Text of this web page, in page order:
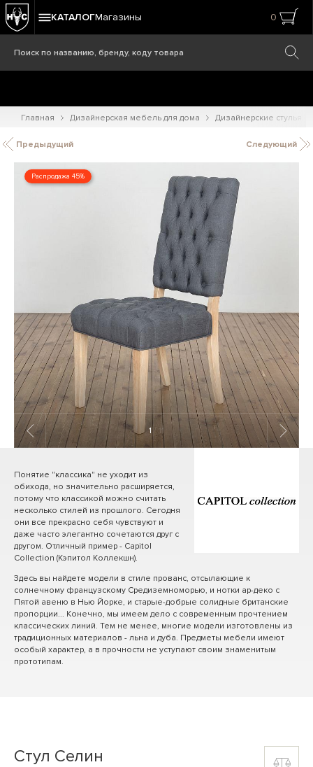
КАТАЛОГМагазины 0
Главная Дизайнерская мебель для дома Дизайнерские стулья
Предыдущий Следующий
Распродажа 45%
1 / 11
Понятие "классика" не уходит из
обихода, но значительно расширяется,
потому что классикой можно считать
несколько стилей из прошлого. Сегодня
они все прекрасно себя чувствуют и
даже часто элегантно сочетаются друг с
другом. Отличный пример - Capitol
Collection (Кэпитол Коллекшн).
Здесь вы найдете модели в стиле прованс, отсылающие к
солнечному французскому Средиземноморью, и нотки ар-деко с
Пятой авеню в Нью Йорке, и старые-добрые солидные британские
пропорции... Конечно, мы имеем дело с современным прочтением
классических линий. Тем не менее, многие модели изготовлены из
традиционных материалов - льна и дуба. Предметы мебели имеют
особый характер, а в прочности не уступают своим знаменитым
прототипам.
Стул Селин